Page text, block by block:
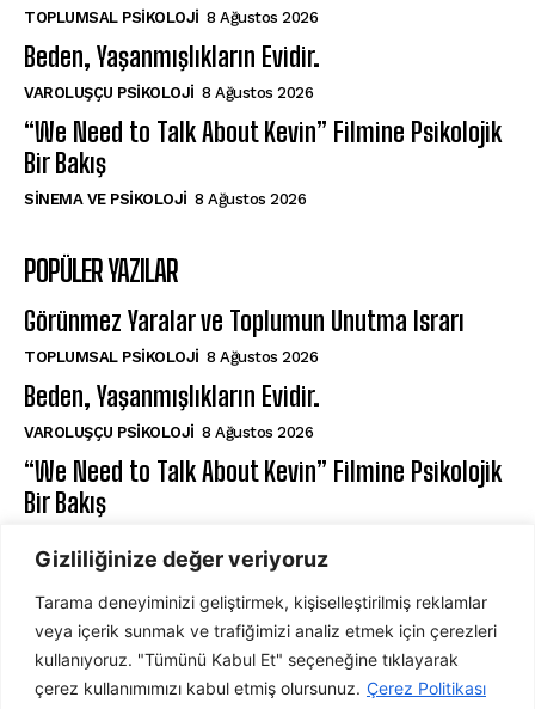
Gizliliğinize değer veriyoruz
Tarama deneyiminizi geliştirmek, kişiselleştirilmiş reklamlar
veya içerik sunmak ve trafiğimizi analiz etmek için çerezleri
kullanıyoruz. "Tümünü Kabul Et" seçeneğine tıklayarak
çerez kullanımımızı kabul etmiş olursunuz. Çerez Politikası
TOPLUMSAL PSIKOLOJI 8 Ağustos 2026
Beden, Yaşanmışlıkların Evidir.
VAROLUŞÇU PSIKOLOJI 8 Ağustos 2026
“We Need to Talk About Kevin” Filmine Psikolojik
Bir Bakış
SINEMA VE PSIKOLOJI 8 Ağustos 2026
POPÜLER YAZILAR
Görünmez Yaralar ve Toplumun Unutma Israrı
TOPLUMSAL PSIKOLOJI 8 Ağustos 2026
Beden, Yaşanmışlıkların Evidir.
VAROLUŞÇU PSIKOLOJI 8 Ağustos 2026
“We Need to Talk About Kevin” Filmine Psikolojik
Bir Bakış
ABONE OL